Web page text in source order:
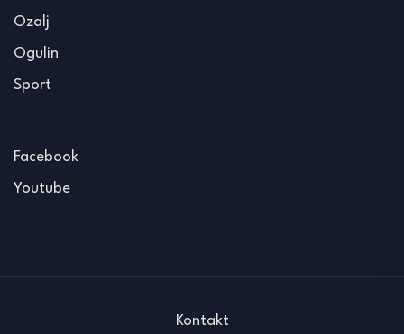
Ozalj
Ogulin
Sport
Facebook
Youtube
Kontakt